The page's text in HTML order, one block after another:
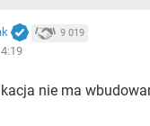
9 019
nie ma